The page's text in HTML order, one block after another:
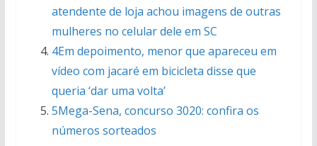
atendente de loja achou imagens de outras
mulheres no celular dele em SC
4Em depoimento, menor que apareceu em
vídeo com jacaré em bicicleta disse que
queria ‘dar uma volta’
5Mega-Sena, concurso 3020: confira os
números sorteados